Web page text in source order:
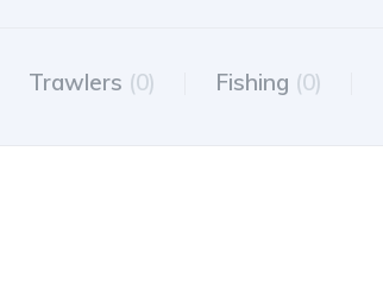
Trawlers (0) Fishing (0)